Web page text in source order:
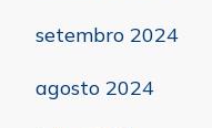
setembro 2024
agosto 2024